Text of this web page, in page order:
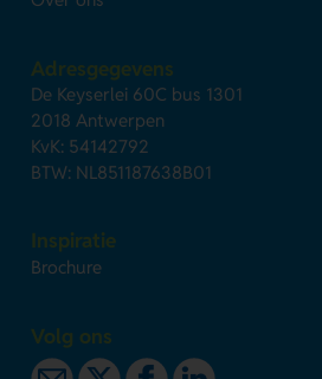
Adresgegevens
De Keyserlei 60C bus 1301
2018 Antwerpen
KvK: 54142792
BTW: NL851187638B01
Inspiratie
Brochure
Volg ons